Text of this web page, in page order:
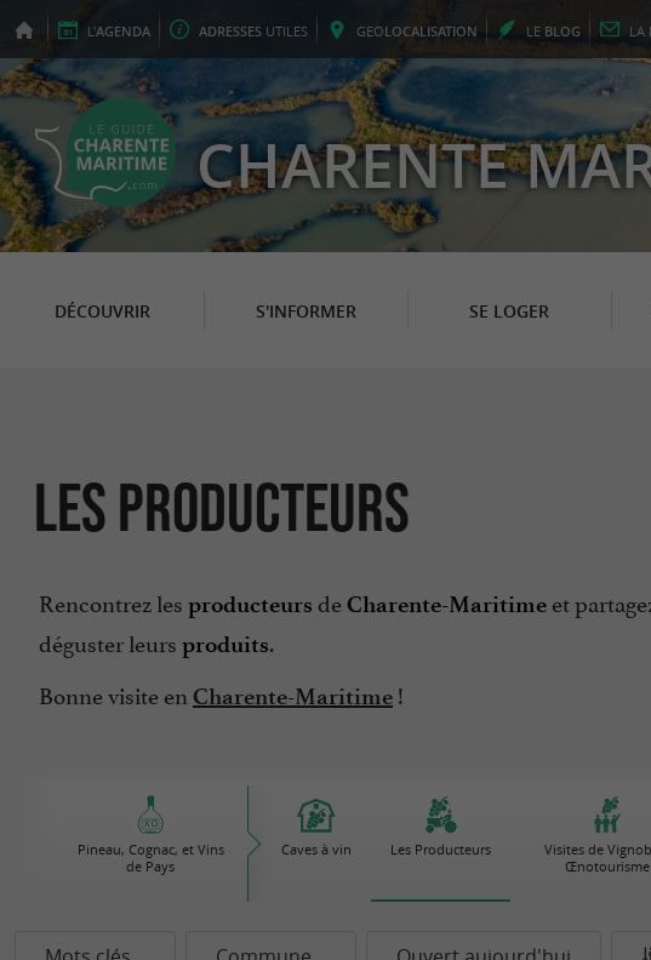
L'AGENDA ADRESSES UTILES GEOLOCALISATION LE BLOG LA
CHARENTE
DÉCOUVRIR S'INFORMER SE LOGER
Les Producteurs
Rencontrez les producteurs deCharente-Maritime et
déguster leurs produits.
Bonne visite en Charente-Maritime !
Pineau, Cognac, et Vins
de Pays
Caves à vin Les Producteurs
Visites de
Œnotourisme